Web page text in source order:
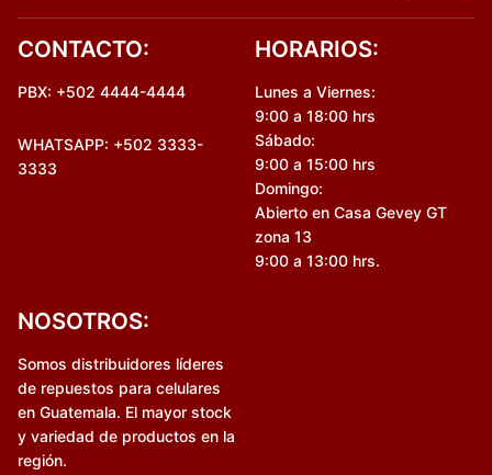
CONTACTO:
PBX: +502 4444-4444
WHATSAPP: +502 3333-
3333
HORARIOS:
Lunes a Viernes:
9:00 a 18:00 hrs
Sábado:
9:00 a 15:00 hrs
Domingo:
Abierto en Casa Gevey GT
zona 13
9:00 a 13:00 hrs.
NOSOTROS:
Somos distribuidores líderes
de repuestos para celulares
en Guatemala. El mayor stock
y variedad de productos en la
región.